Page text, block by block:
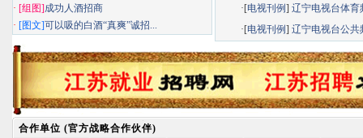
·[电视刊例]辽宁电视台体育
·[电视刊例]辽宁电视台公共
· [组图]成功人酒招商
· [图文]可以吸的白酒“真爽”诚招...
合作单位 (官方战略合作伙伴)